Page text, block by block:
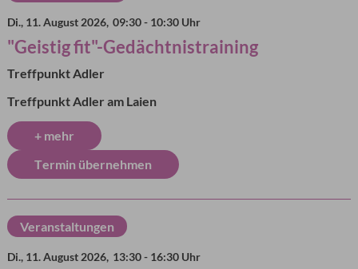
Di., 11. August 2026, 09:30 - 10:30 Uhr
"Geistig fit"-Gedächtnistraining
Treffpunkt Adler
Treffpunkt Adler am Laien
+ mehr
Termin übernehmen
Di., 11. August 2026, 13:30 - 16:30 Uhr
Veranstaltungen